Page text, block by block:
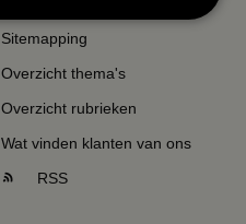
Sitemapping
Overzicht thema's
Overzicht rubrieken
Wat vinden klanten van ons
RSS